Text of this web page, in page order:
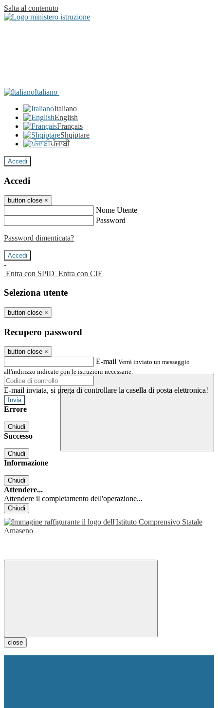
Salta al contenuto
Italiano
Italiano
English
Français
Shqiptare
ਪੰਜਾਬੀ
Accedi
Accedi
button close ×
Nome Utente
Password
Password dimenticata?
-
Entra con SPID Entra con CIE
Seleziona utente
button close ×
Recupero password
button close ×
E-mail Verrà inviato un messaggio
all'indirizzo indicato con le istruzioni necessarie.
E-mail inviata, si prega di controllare la casella di posta elettronica!
Errore
Chiudi
Successo
Chiudi
Informazione
Chiudi
Attendere...
Attendere il completamento dell'operazione...
Chiudi
close